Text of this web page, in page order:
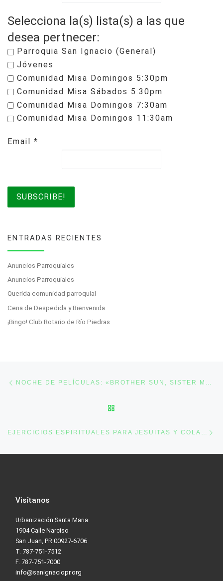
Selecciona la(s) lista(s) a las que
desea pertnecer:
Parroquia San Ignacio (General)
Jóvenes
Comunidad Misa Domingos 5:30pm
Comunidad Misa Sábados 5:30pm
Comunidad Misa Domingos 7:30am
Comunidad Misa Domingos 11:30am
Email *
ENTRADAS RECIENTES
Anuncios Parroquiales
Anuncios Parroquiales
Querida comunidad parroquial
Cena de Despedida y Bienvenida
¡Bingo! Club Rotario de Río Piedras
Post navigation NOCHE DE PELÍCULAS: «BROTHER SUN, SISTER MOON» (1972)
EJERCICIOS ESPIRITUALES PARA JESUITAS Y COLABORADORES
Visítanos
Urbanización Santa Maria
1904 Calle Narciso
San Juan, PR 00927-6706
T. 787-751-7512
F. 787-751-7000
info@sanignaciopr.org